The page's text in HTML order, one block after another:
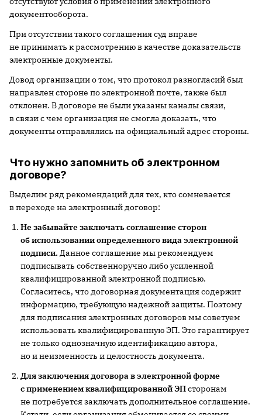
документооборота.
При отсутствии такого соглашения суд вправе
не принимать к рассмотрению в качестве доказательств
электронные документы.
Довод организации о том, что протокол разногласий был
направлен стороне по электронной почте, также был
отклонен. В договоре не были указаны каналы связи,
в связи с чем организация не смогла доказать, что
документы отправлялись на официальный адрес стороны.
Что нужно запомнить об электронном
договоре?
Выделим ряд рекомендаций для тех, кто сомневается
в переходе на электронный договор:
Не забывайте заключать соглашение сторон
об использовании определенного вида электронной
подписи. Данное соглашение мы рекомендуем
подписывать собственноручно либо усиленной
квалифицированной электронной подписью.
Согласитесь, что договорная документация содержит
информацию, требующую надежной защиты. Поэтому
для подписания электронных договоров мы советуем
использовать квалифицированную ЭП. Это гарантирует
не только однозначную идентификацию автора,
но и неизменность и целостность документа.
Для заключения договора в электронной форме
с применением квалифицированной ЭПсторонам
не потребуется заключать дополнительное соглашение.